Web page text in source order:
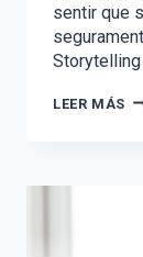
sentir que
LEER MÁS